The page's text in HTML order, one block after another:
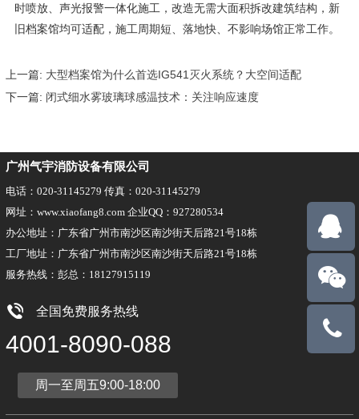
时喷放、声光报警一体化施工，改造无需大面积拆改建筑结构，新
旧档案馆均可适配，施工周期短、落地快、不影响场馆正常工作。
上一篇: 大型档案馆为什么首选IG541灭火系统？大空间适配
下一篇: 闭式细水雾玻璃球感温技术：关注响应速度
广州气宇消防设备有限公司
电话：020-31145279 传真：020-31145279
网址：www.xiaofang8.com 企业QQ：927280534
办公地址：广东省广州市南沙区南沙街天后路21号18栋
工厂地址：广东省广州市南沙区南沙街天后路21号18栋
服务热线：彭总：18127915119
全国免费服务热线
4001-8090-088
周一至周五9:00-18:00